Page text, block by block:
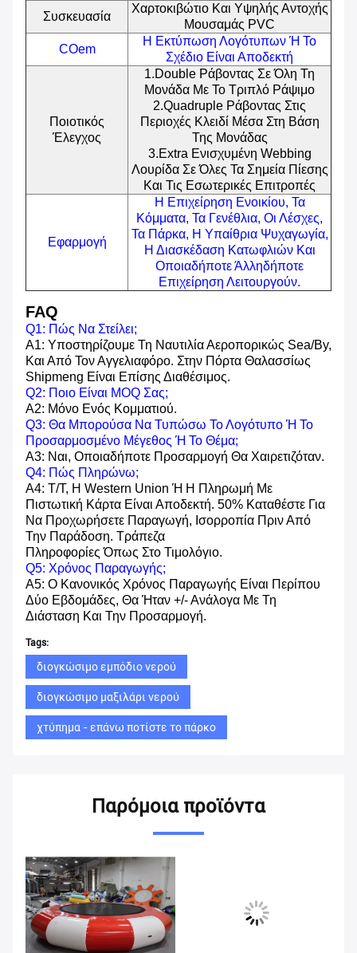
Συσκευασία
Χαρτοκιβώτιο Και Υψηλής Αντοχής
Μουσαμάς PVC
COem
Η Εκτύπωση Λογότυπων Ή Το
Σχέδιο Είναι Αποδεκτή
Ποιοτικός
Έλεγχος
1.Double Ράβοντας Σε Όλη Τη
Μονάδα Με Το Τριπλό Ράψιμο
2.Quadruple Ράβοντας Στις
Περιοχές Κλειδί Μέσα Στη Βάση
Της Μονάδας
3.Extra Ενισχυμένη Webbing
Λουρίδα Σε Όλες Τα Σημεία Πίεσης
Και Τις Εσωτερικές Επιτροπές
Εφαρμογή
Η Επιχείρηση Ενοικίου, Τα
Κόμματα, Τα Γενέθλια, Οι Λέσχες,
Τα Πάρκα, Η Υπαίθρια Ψυχαγωγία,
Η Διασκέδαση Κατωφλιών Και
Οποιαδήποτε Άλληδήποτε
Επιχείρηση Λειτουργούν.
FAQ
Q1: Πώς Να Στείλει;
Α1: Υποστηρίζουμε Τη Ναυτιλία Αεροπορικώς Sea/by,
Και Από Τον Αγγελιαφόρο. Στην Πόρτα Θαλασσίως
Shipmeng Είναι Επίσης Διαθέσιμος.
Q2: Ποιο Είναι MOQ Σας;
A2: Μόνο Ενός Κομματιού.
Q3: Θα Μπορούσα Να Τυπώσω Το Λογότυπο Ή Το
Προσαρμοσμένο Μέγεθος Ή Το Θέμα;
A3: Ναι, Οποιαδήποτε Προσαρμογή Θα Χαιρετιζόταν.
Q4: Πώς Πληρώνω;
A4: T/T, Η Western Union Ή Η Πληρωμή Με
Πιστωτική Κάρτα Είναι Αποδεκτή. 50% Καταθέστε Για
Να Προχωρήσετε Παραγωγή, Ισορροπία Πριν Από
Την Παράδοση. Τράπεζα
Πληροφορίες Όπως Στο Τιμολόγιο.
Q5: Χρόνος Παραγωγής;
A5: Ο Κανονικός Χρόνος Παραγωγής Είναι Περίπου
Δύο Εβδομάδες, Θα Ήταν +/- Ανάλογα Με Τη
Διάσταση Και Την Προσαρμογή.
Tags:
διογκώσιμο εμπόδιο νερού
διογκώσιμο μαξιλάρι νερού
χτύπημα - επάνω ποτίστε το πάρκο
Παρόμοια προϊόντα